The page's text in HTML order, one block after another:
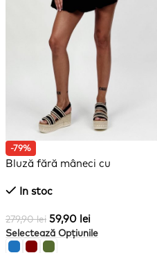
-79%
Bluză fără mâneci cu
In stoc
279,90lei 59,90 lei
Selectează Opțiunile